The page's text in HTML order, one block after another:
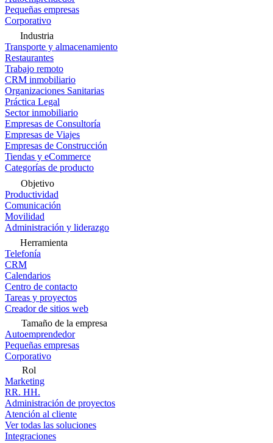
Pequeñas empresas
Corporativo
Industria
Transporte y almacenamiento
Restaurantes
Trabajo remoto
CRM inmobiliario
Organizaciones Sanitarias
Práctica Legal
Sector inmobiliario
Empresas de Consultoría
Empresas de Viajes
Empresas de Construcción
Tiendas y eCommerce
Categorías de producto
Objetivo
Productividad
Comunicación
Movilidad
Administración y liderazgo
Herramienta
Telefonía
CRM
Calendarios
Centro de contacto
Tareas y proyectos
Creador de sitios web
Tamaño de la empresa
Autoemprendedor
Pequeñas empresas
Corporativo
Rol
Marketing
RR. HH.
Administración de proyectos
Atención al cliente
Ver todas las soluciones
Integraciones